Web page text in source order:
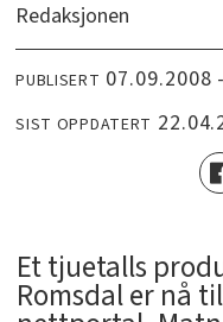
Redaksjonen
PUBLISERT
SIST OPPDATERT
Et tjuetalls
Romsdal er nå